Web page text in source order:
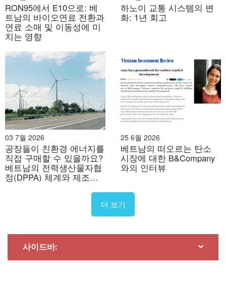
RON95에서 E10으로: 베
트남의 바이오연료 전환과
연료 소매 및 이동성에 미
치는 영향
하노이 교통 시스템의 변
화: 1년 회고
03 7월 2026
공장들이 친환경 에너지를
직접 구매할 수 있을까요?
베트남의 전력생산물자협
정(DPPA) 체계와 제조업
25 6월 2026
베트남의 떠오르는 탄소
시장에 대한 B&Company
와의 인터뷰
더 보기
사이드바: